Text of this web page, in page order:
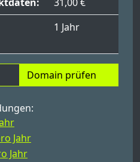
1 Jahr
Domain prüfen
Jahr
Jahr